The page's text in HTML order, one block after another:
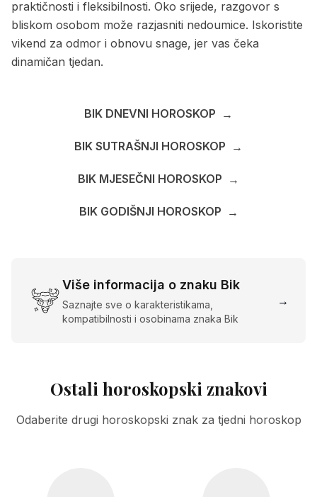
praktičnosti i fleksibilnosti. Oko srijede, razgovor s
bliskom osobom može razjasniti nedoumice. Iskoristite
vikend za odmor i obnovu snage, jer vas čeka
dinamičan tjedan.
BIK DNEVNI HOROSKOP →
BIK SUTRAŠNJI HOROSKOP →
BIK MJESEČNI HOROSKOP →
BIK GODIŠNJI HOROSKOP →
Više informacija o znaku Bik
Saznajte sve o karakteristikama,
kompatibilnosti i osobinama znaka Bik
→
Ostali horoskopski znakovi
Odaberite drugi horoskopski znak za tjedni horoskop